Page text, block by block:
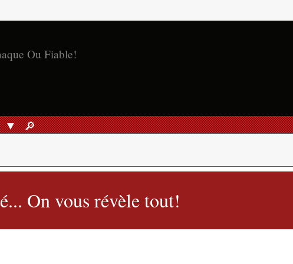
RECHERCHER
🔎︎
On vous révèle tout!